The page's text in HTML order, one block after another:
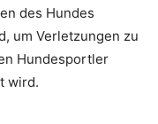
des Hundes
um Verletzungen zu
Hundesportler
wird.